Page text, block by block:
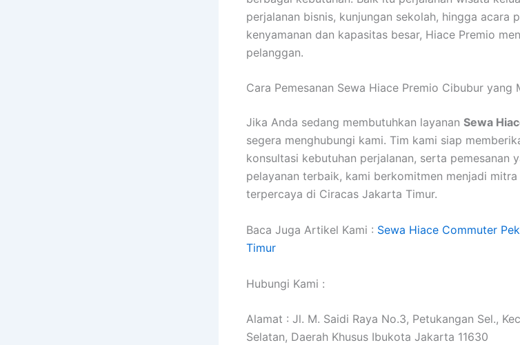
perjalanan bisnis, kunjungan sekolah, hingga acara
kenyamanan dan kapasitas besar, Hiace Premio
pelanggan.
Cara Pemesanan Sewa Hiace Premio Cibubur yang
Jika Anda sedang membutuhkan layanan Sewa
segera menghubungi kami. Tim kami siap
konsultasi kebutuhan perjalanan, serta pemesanan
pelayanan terbaik, kami berkomitmen menjadi
terpercaya di Ciracas Jakarta Timur.
Baca Juga Artikel Kami : Sewa Hiace Commuter
Timur
Hubungi Kami :
Alamat : Jl. M. Saidi Raya No.3, Petukangan Sel.,
Selatan, Daerah Khusus Ibukota Jakarta 11630